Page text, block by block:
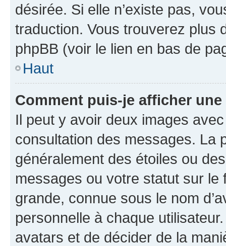
désirée. Si elle n’existe pas,
traduction. Vous trouverez plus
phpBB (voir le lien en bas de
Haut
Comment puis-je afficher
Il peut y avoir deux images
consultation des messages. La
généralement des étoiles ou
messages ou votre statut sur
grande, connue sous le nom
personnelle à chaque utilisateur.
avatars et de décider de la